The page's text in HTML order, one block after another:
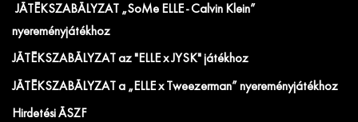
JÁTÉKSZABÁLYZAT „SoMe ELLE - Calvin Klein”
nyereményjátékhoz
JÁTÉKSZABÁLYZAT az "ELLE x JYSK" játékhoz
JÁTÉKSZABÁLYZAT a „ELLE x Tweezerman” nyereményjátékhoz
Hirdetési ÁSZF